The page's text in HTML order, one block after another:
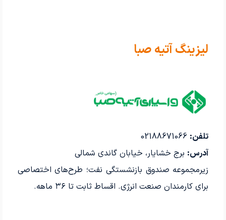
لیزینگ آتیه صبا
تلفن:
آدرس: برج خشایار، خیابان گاندی شمالی
زیرمجموعه صندوق بازنشستگی نفت؛ طرح‌های اختصاصی
برای کارمندان صنعت انرژی. اقساط ثابت تا ۳۶ ماهه.